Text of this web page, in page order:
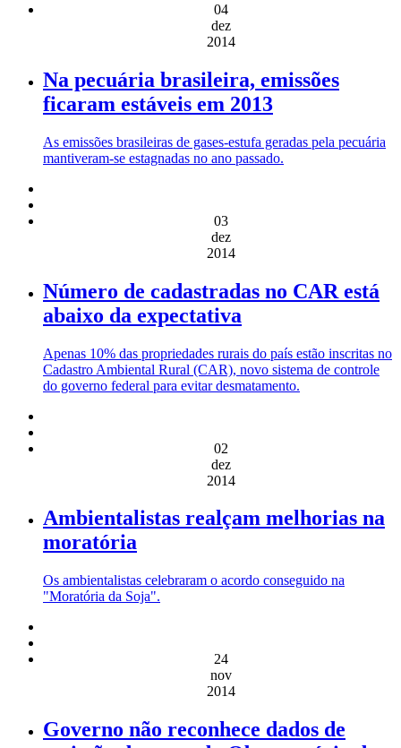
04
dez
2014
Na pecuária brasileira, emissões
ficaram estáveis em 2013
As emissões brasileiras de gases-estufa geradas pela pecuária
mantiveram-se estagnadas no ano passado.
03
dez
2014
Número de cadastradas no CAR está
abaixo da expectativa
Apenas 10% das propriedades rurais do país estão inscritas no
Cadastro Ambiental Rural (CAR), novo sistema de controle
do governo federal para evitar desmatamento.
02
dez
2014
Ambientalistas realçam melhorias na
moratória
Os ambientalistas celebraram o acordo conseguido na
"Moratória da Soja".
24
nov
2014
Governo não reconhece dados de